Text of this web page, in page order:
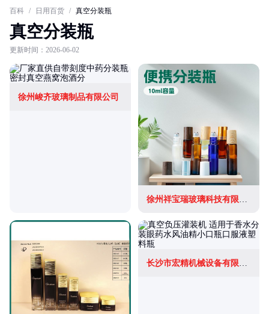
百科 / 日用百货 / 真空分装瓶
真空分装瓶
更新时间：2026-06-02
徐州峻齐玻璃制品有限公司
徐州祥宝瑞玻璃科技有限公司
长沙市宏精机械设备有限公司